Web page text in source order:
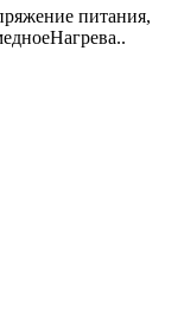
питания,